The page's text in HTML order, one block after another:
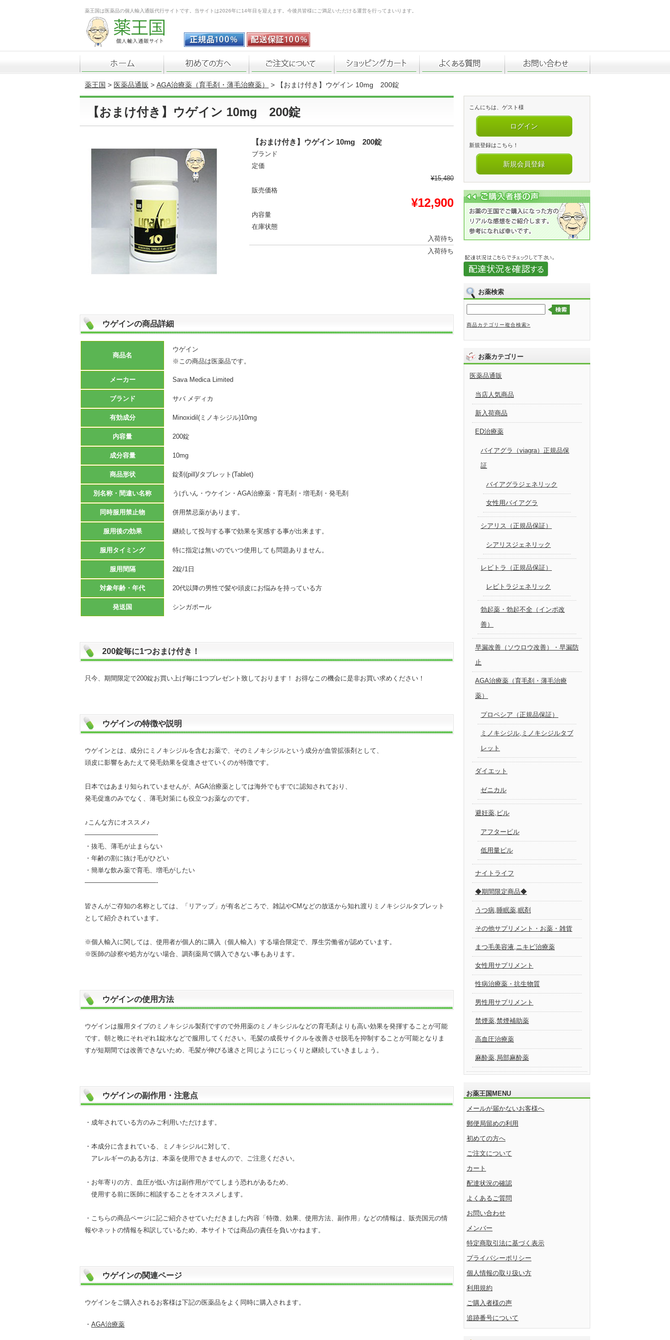
薬王国は医薬品の個人輸入通販代行サイトです。当サイトは2026年に14年目を迎えます。今後共皆様にご満足いただける運営を行ってまいります。
薬王国 > 医薬品通販 > AGA治療薬（育毛剤・薄毛治療薬） > 【おまけ付き】ウゲイン 10mg 200錠
【おまけ付き】ウゲイン 10mg 200錠
【おまけ付き】ウゲイン 10mg 200錠
ブランド
定価
¥15,480
販売価格
¥12,900
内容量
在庫状態
入荷待ち
入荷待ち
ウゲインの商品詳細
商品名
ウゲイン
※この商品は医薬品です。
メーカー Sava Medica Limited
ブランド サバ メディカ
有効成分 Minoxidil(ミノキシジル)10mg
内容量 200錠
成分容量 10mg
商品形状 錠剤(pill)/タブレット(Tablet)
別名称・間違い名称 うげいん・ウケイン・AGA治療薬・育毛剤・増毛剤・発毛剤
同時服用禁止物 併用禁忌薬があります。
服用後の効果 継続して投与する事で効果を実感する事が出来ます。
服用タイミング 特に指定は無いのでいつ使用しても問題ありません。
服用間隔 2錠/1日
対象年齢・年代 20代以降の男性で髪や頭皮にお悩みを持っている方
発送国 シンガポール
200錠毎に1つおまけ付き！
只今、期間限定で200錠お買い上げ毎に1つプレゼント致しております！ お得なこの機会に是非お買い求めください！
ウゲインの特徴や説明
ウゲインとは、成分にミノキシジルを含むお薬で、そのミノキシジルという成分が血管拡張剤として、
頭皮に影響をあたえて発毛効果を促進させていくのが特徴です。
日本ではあまり知られていませんが、AGA治療薬としては海外でもすでに認知されており、
発毛促進のみでなく、薄毛対策にも役立つお薬なのです。
♪こんな方にオススメ♪
———————————-
・抜毛、薄毛が止まらない
・年齢の割に抜け毛がひどい
・簡単な飲み薬で育毛、増毛がしたい
———————————-
皆さんがご存知の名称としては、「リアップ」が有名どころで、雑誌やCMなどの放送から知れ渡りミノキシジルタブレット
として紹介されています。
※個人輸入に関しては、使用者が個人的に購入（個人輸入）する場合限定で、厚生労働省が認めています。
※医師の診察や処方がない場合、調剤薬局で購入できない事もあります。
ウゲインの使用方法
ウゲインは服用タイプのミノキシジル製剤ですので外用薬のミノキシジルなどの育毛剤よりも高い効果を発揮することが可能
です。朝と晩にそれぞれ1錠水などで服用してください。毛髪の成長サイクルを改善させ脱毛を抑制することが可能となりま
すが短期間では改善できないため、毛髪が伸びる速さと同じようにじっくりと継続していきましょう。
ウゲインの副作用・注意点
・成年されている方のみご利用いただけます。
・本成分に含まれている、ミノキシジルに対して、
アレルギーのある方は、本薬を使用できませんので、ご注意ください。
・お年寄りの方、血圧が低い方は副作用がでてしまう恐れがあるため、
使用する前に医師に相談することをオススメします。
・こちらの商品ページに記ご紹介させていただきました内容「特徴、効果、使用方法、副作用」などの情報は、販売国元の情
報やネットの情報を和訳しているため、本サイトでは商品の責任を負いかねます。
ウゲインの関連ページ
ウゲインをご購入されるお客様は下記の医薬品をよく同時に購入されます。
・ AGA治療薬
こんにちは、ゲスト様
ログイン
新規登録はこちら！
新規会員登録
お薬検索
商品カテゴリー複合検索>
お薬カテゴリー
医薬品通販
当店人気商品
新入荷商品
ED治療薬
バイアグラ（viagra）正規品保
証
バイアグラジェネリック
女性用バイアグラ
シアリス（正規品保証）
シアリスジェネリック
レビトラ（正規品保証）
レビトラジェネリック
勃起薬・勃起不全（インポ改
善）
早漏改善（ソウロウ改善）・早漏防
止
AGA治療薬（育毛剤・薄毛治療
薬）
プロペシア（正規品保証）
ミノキシジル,ミノキシジルタブ
レット
ダイエット
ゼニカル
避妊薬,ピル
アフターピル
低用量ピル
ナイトライフ
◆期間限定商品◆
うつ病,睡眠薬,眠剤
その他サプリメント・お薬・雑貨
まつ毛美容液,ニキビ治療薬
女性用サプリメント
性病治療薬・抗生物質
男性用サプリメント
禁煙薬,禁煙補助薬
高血圧治療薬
麻酔薬,局部麻酔薬
お薬王国MENU
メールが届かないお客様へ
郵便局留めの利用
初めての方へ
ご注文について
カート
配達状況の確認
よくあるご質問
お問い合わせ
メンバー
特定商取引法に基づく表示
プライバシーポリシー
個人情報の取り扱い方
利用規約
ご購入者様の声
追跡番号について